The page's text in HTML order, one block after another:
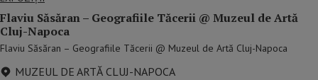
Flaviu Săsăran – Geografiile Tăcerii @ Muzeul de Artă
Cluj-Napoca
Flaviu Săsăran – Geografiile Tăcerii @ Muzeul de Artă Cluj-Napoca
MUZEUL DE ARTĂ CLUJ-NAPOCA